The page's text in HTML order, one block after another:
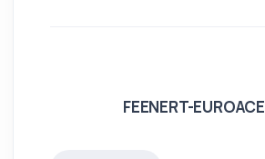
FEENERT-EUROACE